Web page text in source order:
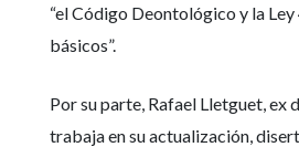
“el Código Deontológico y la
básicos”.
Por su parte, Rafael Lletguet,
trabaja en su actualización,